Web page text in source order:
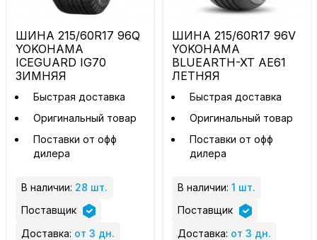
ШИНА 215/60R17 96Q
YOKOHAMA
ICEGUARD IG70
ЗИМНЯЯ
Быстрая доставка
Оригинальный товар
Поставки от офф
дилера
В наличии: 28 шт.
Поставщик
Доставка: от 3 дн.
ШИНА 215/60R17 96V
YOKOHAMA
BLUEARTH-XT AE61
ЛЕТНЯЯ
Быстрая доставка
Оригинальный товар
Поставки от офф
дилера
В наличии: 1 шт.
Поставщик
Доставка: от 3 дн.